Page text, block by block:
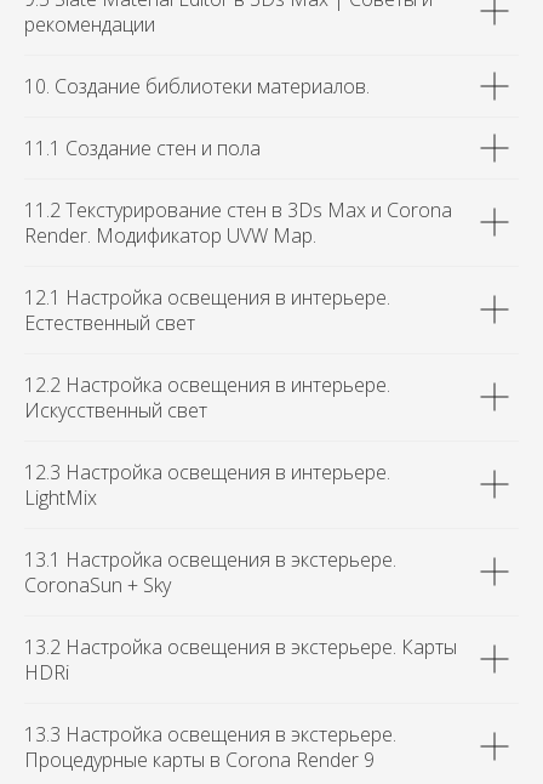
рекомендации
10. Создание библиотеки материалов.
11.1 Создание стен и пола
11.2 Текстурирование стен в 3Ds Max и Corona
Render. Модификатор UVW Map.
12.1 Настройка освещения в интерьере.
Eстественный свет
12.2 Настройка освещения в интерьере.
Искусственный свет
12.3 Настройка освещения в интерьере.
LightMix
13.1 Настройка освещения в экстерьере.
CoronaSun + Sky
13.2 Настройка освещения в экстерьере. Карты
HDRi
13.3 Настройка освещения в экстерьере.
Процедурные карты в Corona Render 9